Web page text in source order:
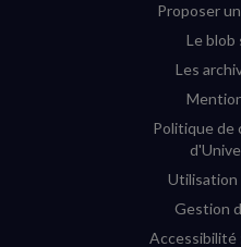
Proposer
Le blob
Les
Politique de
Utilisation
Gestion
Accessibilité